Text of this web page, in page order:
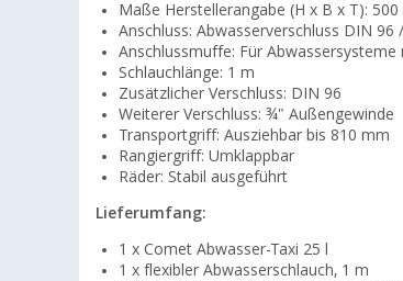
Maße Herstellerangabe (H x B x T):
Anschluss: Abwasserverschluss DIN 96
Anschlussmuffe: Für
Schlauchlänge: 1 m
Zusätzlicher Verschluss: DIN 96
Weiterer Verschluss: ¾" Außengewinde
Transportgriff: Ausziehbar bis 810 mm
Rangiergriff: Umklappbar
Räder: Stabil ausgeführt
Lieferumfang:
1 x Comet Abwasser-Taxi 25 l
1 x flexibler Abwasserschlauch, 1 m